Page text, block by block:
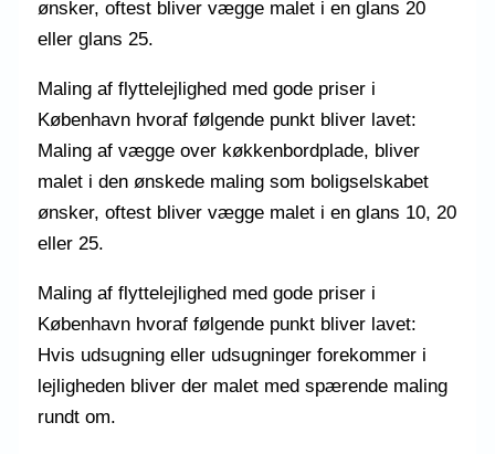
ønsker, oftest bliver vægge malet i en glans 20
eller glans 25.
Maling af flyttelejlighed med gode priser i
København hvoraf følgende punkt bliver lavet:
Maling af vægge over køkkenbordplade, bliver
malet i den ønskede maling som boligselskabet
ønsker, oftest bliver vægge malet i en glans 10, 20
eller 25.
Maling af flyttelejlighed med gode priser i
København hvoraf følgende punkt bliver lavet:
Hvis udsugning eller udsugninger forekommer i
lejligheden bliver der malet med spærende maling
rundt om.